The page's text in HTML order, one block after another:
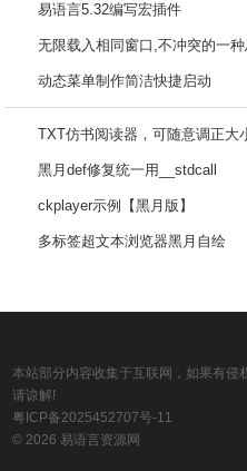
易语言5.32编写宏插件
无限载入相同窗口,不冲突的一
动态菜单制作简洁快捷启动
TXT仿书阅读器，可随意调正大
黑月def修复统一用__stdcall
ckplayer示例【黑月版】
多标签超文本浏览器黑月自绘
本站部分内容收集于互联网，如果有侵
请谅解!
粤ICP备2025452707号-11
© 2026 易语言资源网